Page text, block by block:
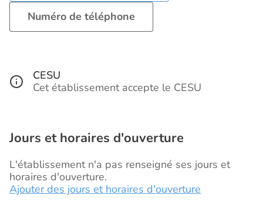
Numéro de téléphone
CESU
Cet établissement accepte le CESU
Jours et horaires d'ouverture
L'établissement n'a pas renseigné ses jours et
horaires d'ouverture.
Ajouter des jours et horaires d'ouverture